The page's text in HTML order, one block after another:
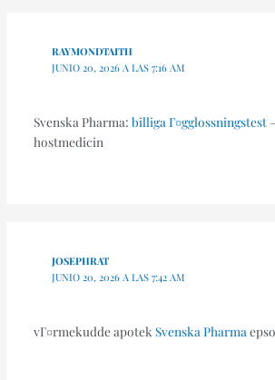
RAYMONDTAITH
JUNIO 20, 2026 A LAS 7:16 AM
Svenska Pharma: billiga Г¤gglossningstest
hostmedicin
JOSEPHRAT
JUNIO 20, 2026 A LAS 7:42 AM
vГ¤rmekudde apotek Svenska Pharma